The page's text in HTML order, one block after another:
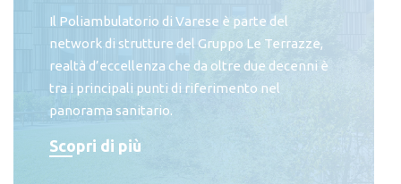
Il Poliambulatorio di Varese è parte del
network di strutture del Gruppo Le Terrazze,
realtà d’eccellenza che da oltre due decenni è
tra i principali punti di riferimento nel
panorama sanitario.
Scopri di più